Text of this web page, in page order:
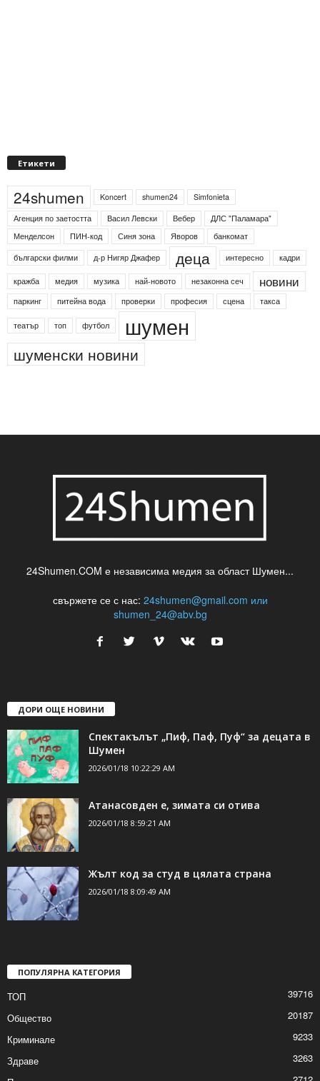
Етикети
24shumen Koncert shumen24
Simfonieta
Агенция по заетостта
Васил Левски Вебер
ДЛС "Паламара"
Менделсон
ПИН-код Синя зона Яворов
банкомат
български филми
д-р Нигяр Джафер деца интересно кадри
кражба медия музика най-новото незаконна сеч новини
паркинг питейна вода проверки професия сцена такса
театър топ футбол шумен
шуменски новини
24Shumen.COM е независима медия за област Шумен...
свържете се с нас: 24shumen@gmail.com или
shumen_24@abv.bg
ДОРИ ОЩЕ НОВИНИ
Спектакълът „Пиф, Паф, Пуф“ за децата в
Шумен
2026/01/18 10:22:29 AM
Атанасовден е, зимата си отива
2026/01/18 8:59:21 AM
Жълт код за студ в цялата страна
2026/01/18 8:09:49 AM
ПОПУЛЯРНА КАТЕГОРИЯ
ТОП
39716
Общество
20187
Криминале
9233
Здраве
3263